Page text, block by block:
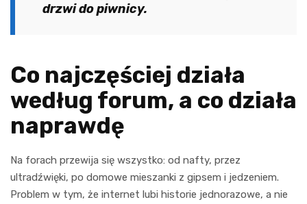
drzwi do piwnicy.
Co najczęściej działa
według forum, a co działa
naprawdę
Na forach przewija się wszystko: od nafty, przez
ultradźwięki, po domowe mieszanki z gipsem i jedzeniem.
Problem w tym, że internet lubi historie jednorazowe, a nie